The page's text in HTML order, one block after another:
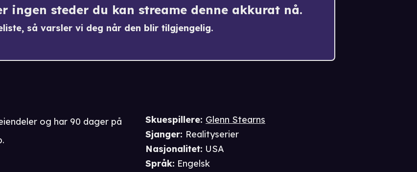
ingen steder du kan streame denne akkurat nå.
så varsler vi deg når den blir tilgjengelig.
Skuespillere: Glenn Stearns
Sjanger: Realityserier
Nasjonalitet: USA
Språk: Engelsk
og har 90 dager på